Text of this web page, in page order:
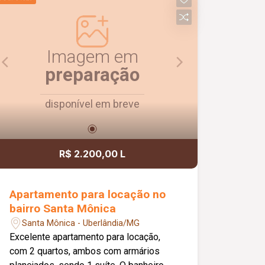
Imagem em
preparação
disponível em breve
R$ 2.200,00 L
Apartamento para locação no
bairro Santa Mônica
Santa Mônica - Uberlândia/MG
Excelente apartamento para locação,
com 2 quartos, ambos com armários